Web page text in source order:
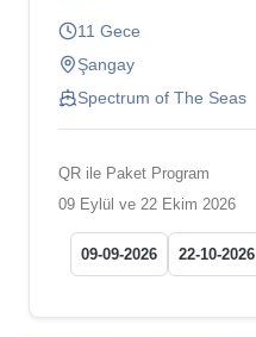
11 Gece
Şangay
Spectrum of The Seas
QR ile Paket Program
09 Eylül ve 22 Ekim 2026
09-09-2026 22-10-2026